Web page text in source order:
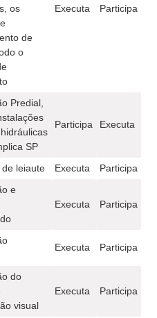
os
de
o
Executa Participa
Predial,
SP
Participa Executa
leiaute Executa Participa
e
Executa Participa
Executa Participa
do
visual
Executa Participa